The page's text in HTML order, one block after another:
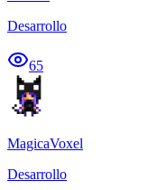
Desarrollo
65
MagicaVoxel
Desarrollo